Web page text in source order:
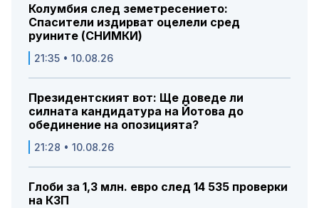
Колумбия след земетресението:
Спасители издирват оцелели сред
руините (СНИМКИ)
21:35 • 10.08.26
Президентският вот: Ще доведе ли
силната кандидатура на Йотова до
обединение на опозицията?
21:28 • 10.08.26
Глоби за 1,3 млн. евро след 14 535 проверки
на КЗП